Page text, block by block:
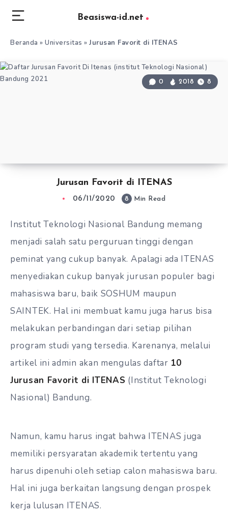
Beasiswa-id.net
Beranda » Universitas » Jurusan Favorit di ITENAS
Jurusan Favorit di ITENAS
0 2018 8
06/11/2020 8 Min Read
Institut Teknologi Nasional Bandung memang
menjadi salah satu perguruan tinggi dengan
peminat yang cukup banyak. Apalagi ada ITENAS
menyediakan cukup banyak jurusan populer bagi
mahasiswa baru, baik SOSHUM maupun
SAINTEK. Hal ini membuat kamu juga harus bisa
melakukan perbandingan dari setiap pilihan
program studi yang tersedia. Karenanya, melalui
artikel ini admin akan mengulas daftar 10
Jurusan Favorit di ITENAS (Institut Teknologi
Nasional) Bandung.
Namun, kamu harus ingat bahwa ITENAS juga
memiliki persyaratan akademik tertentu yang
harus dipenuhi oleh setiap calon mahasiswa baru.
Hal ini juga berkaitan langsung dengan prospek
kerja lulusan ITENAS.